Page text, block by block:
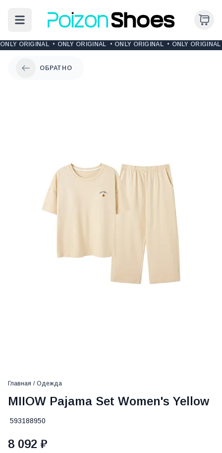
ONLY ORIGINAL • ONLY ORIGINAL • ONLY ORIGINAL • ONLY ORIGINAL
ОБРАТНО
Главная / Одежда
MIIOW Pajama Set Women's Yellow
593188950
8 092 ₽